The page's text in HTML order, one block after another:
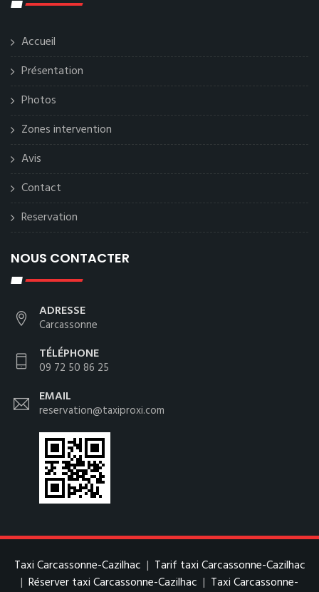
Accueil
Présentation
Photos
Zones intervention
Avis
Contact
Reservation
NOUS CONTACTER
ADRESSE
Carcassonne
TÉLÉPHONE
09 72 50 86 25
EMAIL
reservation@taxiproxi.com
Taxi Carcassonne-Cazilhac | Tarif taxi Carcassonne-Cazilhac
| Réserver taxi Carcassonne-Cazilhac | Taxi Carcassonne-